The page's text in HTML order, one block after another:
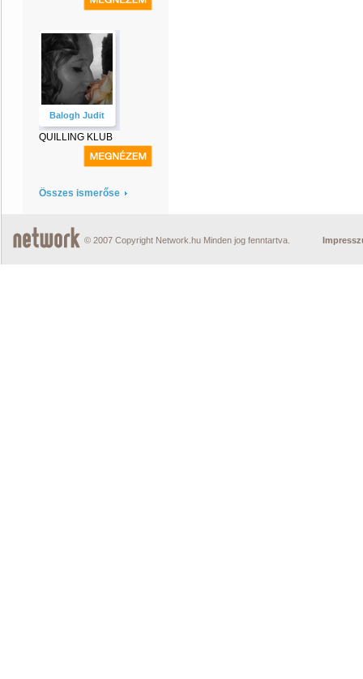
Balogh Judit
QUILLING KLUB
Összes ismerőse
© 2007 Copyright Network.hu Minden jog fenntartva.